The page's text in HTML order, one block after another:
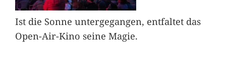
Ist die Sonne untergegangen, entfaltet das
Open-Air-Kino seine Magie.